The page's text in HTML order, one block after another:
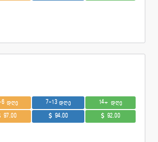
6 დღე 7-13 დღე 14+ დღე
97.00 94.00 92.00